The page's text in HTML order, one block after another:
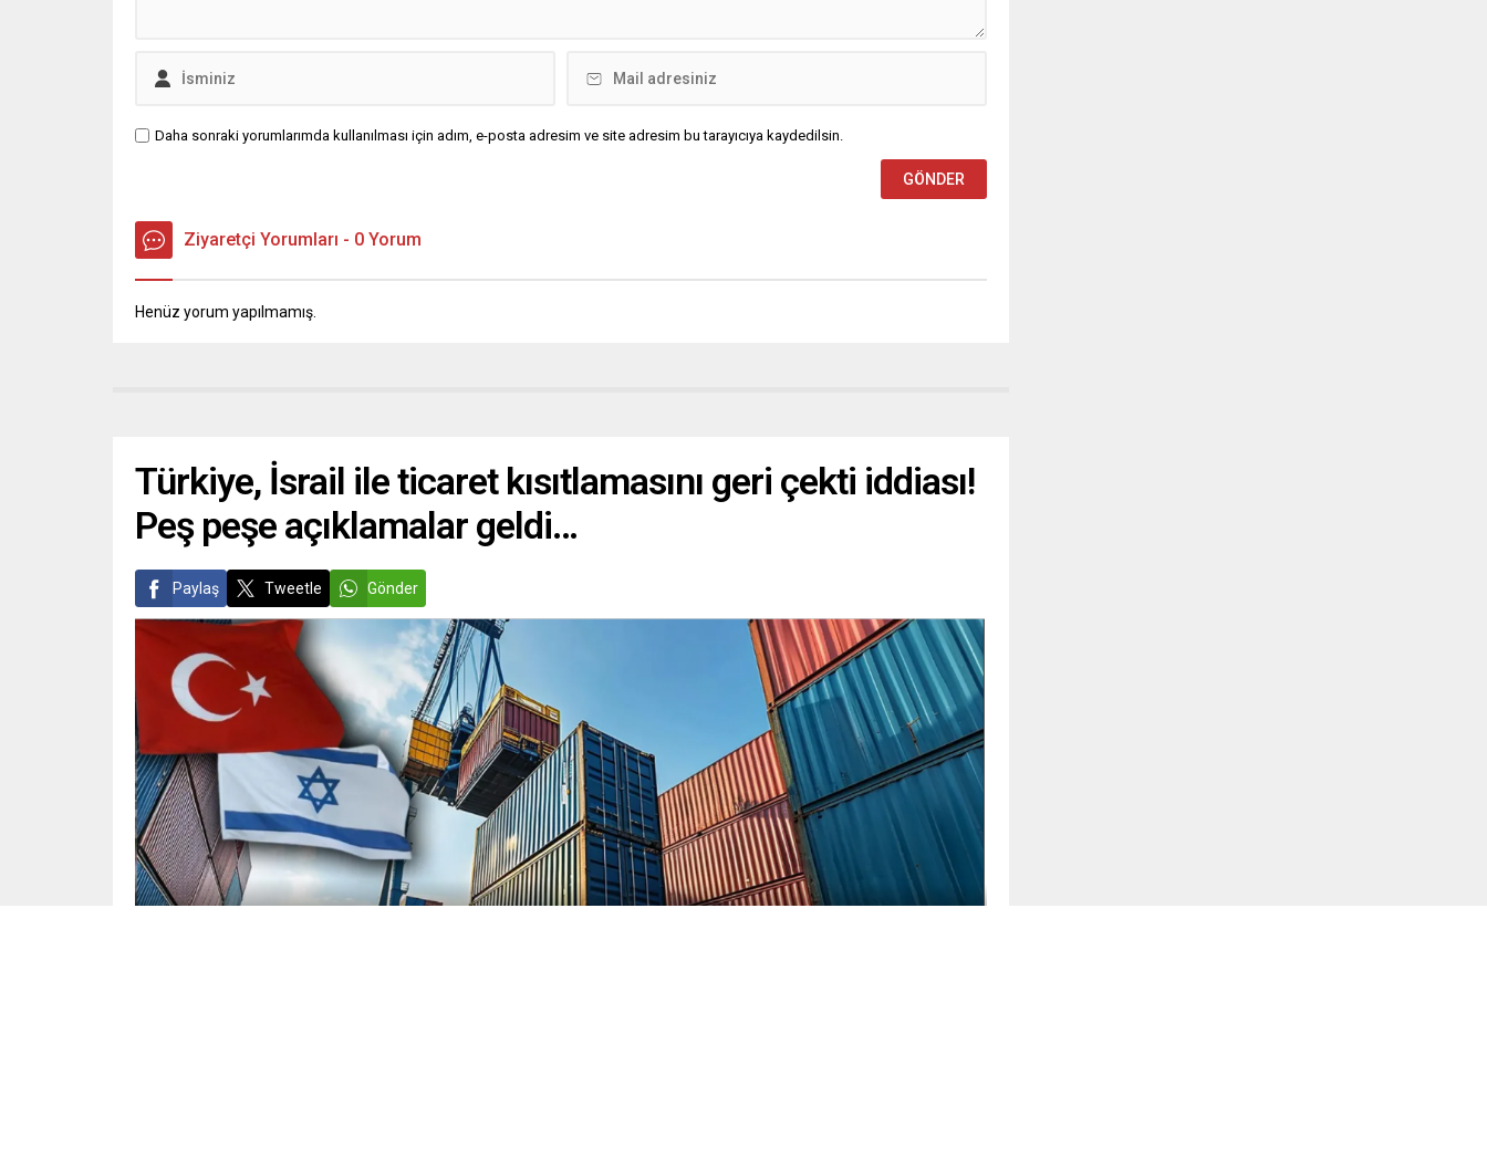
Daha sonraki yorumlarımda kullanılması için adım, e-posta adresim ve site adresim bu tarayıcıya kaydedilsin.
Ziyaretçi Yorumları - 0 Yorum
Henüz yorum yapılmamış.
Türkiye, İsrail ile ticaret kısıtlamasını geri çekti iddiası!
Peş peşe açıklamalar geldi…
Paylaş Tweetle Gönder